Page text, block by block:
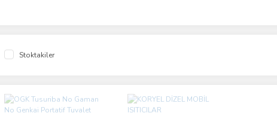
Stoktakiler